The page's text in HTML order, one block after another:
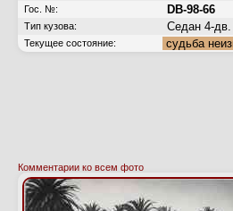
Гос. №: DB-98-66
Тип кузова: Седан 4-дв.
Текущее состояние: судьба
Комментарии ко всем фото